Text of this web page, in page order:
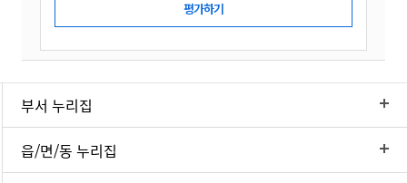
부서 누리집
읍/면/동 누리집